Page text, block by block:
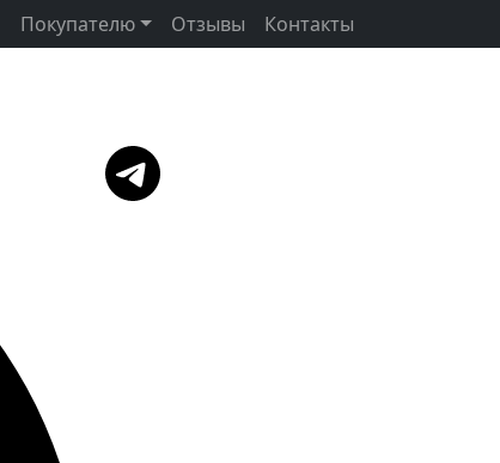
Покупателю Отзывы Контакты